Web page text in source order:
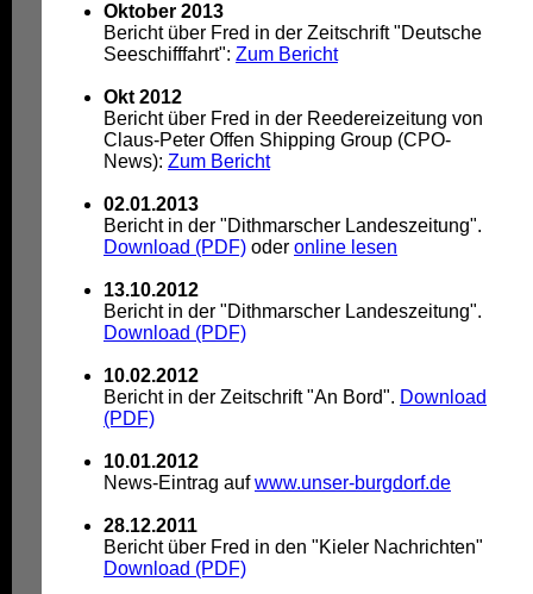
Oktober 2013
Bericht über Fred in der Zeitschrift "Deutsche
Seeschifffahrt": Zum Bericht
Okt 2012
Bericht über Fred in der Reedereizeitung von
Claus-Peter Offen Shipping Group (CPO-
News): Zum Bericht
02.01.2013
Bericht in der "Dithmarscher Landeszeitung".
Download (PDF) oder online lesen
13.10.2012
Bericht in der "Dithmarscher Landeszeitung".
Download (PDF)
10.02.2012
Bericht in der Zeitschrift "An Bord". Download
(PDF)
10.01.2012
News-Eintrag aufwww.unser-burgdorf.de
28.12.2011
Bericht über Fred in den "Kieler Nachrichten"
Download (PDF)